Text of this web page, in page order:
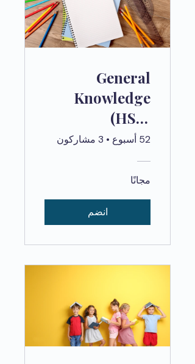
General
Knowledge
(HS) -
MANDATORY
52 أسبوع • 3 مشاركون
مجانًا
انضم